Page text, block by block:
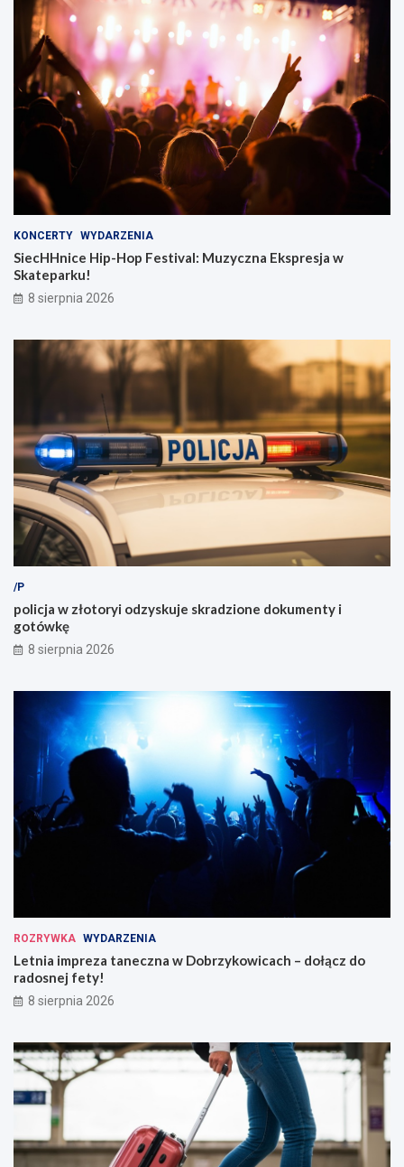
KONCERTY WYDARZENIA
SiecHHnice Hip-Hop Festival: Muzyczna Ekspresja w
Skateparku!
8 sierpnia 2026
/P
policja w złotoryi odzyskuje skradzione dokumenty i
gotówkę
8 sierpnia 2026
ROZRYWKA WYDARZENIA
Letnia impreza taneczna w Dobrzykowicach – dołącz do
radosnej fety!
8 sierpnia 2026